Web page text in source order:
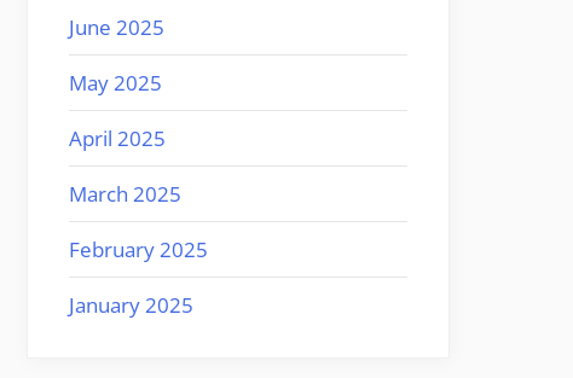
June 2025
May 2025
April 2025
March 2025
February 2025
January 2025